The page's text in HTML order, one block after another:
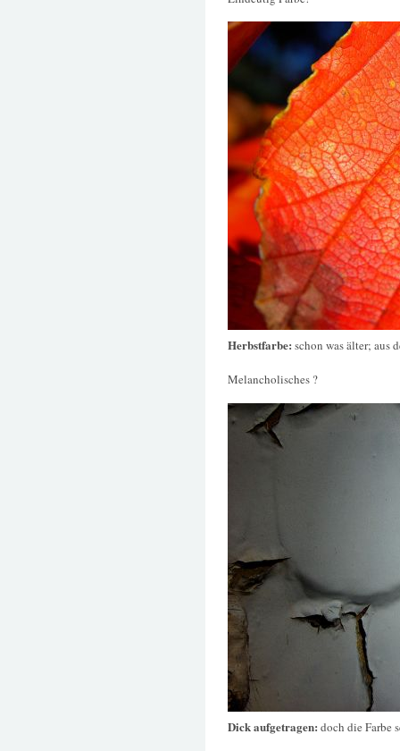
Herbstfarbe: schon was älter; aus
Melancholisches ?
Dick aufgetragen: doch die Farbe